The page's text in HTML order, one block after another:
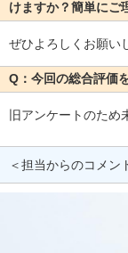
けますか？簡単にご
ぜひよろしくお願い
Q：今回の総合評価
旧アンケートのため
＜担当からのコメン